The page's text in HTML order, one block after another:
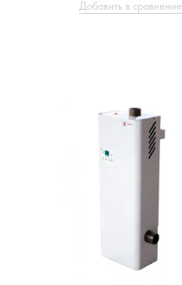
Добавить в сравнение